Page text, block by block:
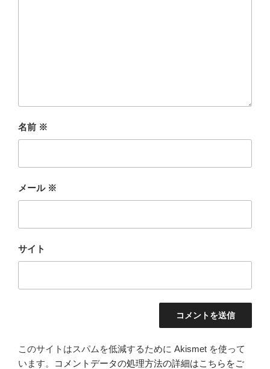
名前 ※
メール ※
サイト
このサイトはスパムを低減するために Akismet を使って
います。
コメントデータの処理方法の詳細はこちらをご